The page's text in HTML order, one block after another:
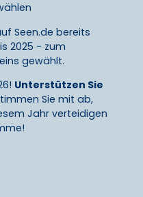
Seen.de bereits
2025 - zum
gewählt.
Unterstützen Sie
Sie mit ab,
Jahr verteidigen